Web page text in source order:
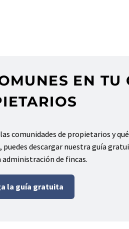
EN
comunidades de propietarios y
descargar nuestra guía
de fincas.
la guía gratuita